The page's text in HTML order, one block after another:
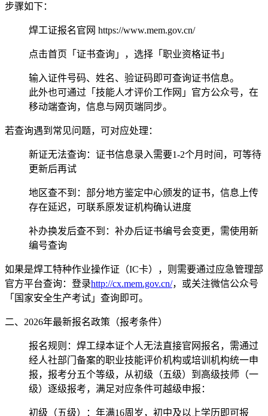
步骤如下：
焊工证报名官网 https://www.mem.gov.cn/
点击首页「证书查询」，选择「职业资格证书」
输入证件号码、姓名、验证码即可查询证书信息。
此外也可通过「技能人才评价工作网」官方公众号，在
移动端查询，信息与网页端同步。
若查询遇到常见问题，可对应处理：
新证无法查询：证书信息录入需要1-2个月时间，可等待
更新后再试
地区查不到：部分地方鉴定中心颁发的证书，信息上传
存在延迟，可联系原发证机构确认进度
补办换发后查不到：补办后证书编号会变更，需使用新
编号查询
如果是焊工特种作业操作证（IC卡），则需要通过应急管理部
官方平台查询：登录http://cx.mem.gov.cn/，或关注微信公众号
「国家安全生产考试」查询即可。
二、2026年最新报名政策（报考条件）
‌报名规则‌：焊工绿本证个人无法直接官网报名，需通过
经人社部门备案的职业技能评价机构或培训机构统一申
报，报考分五个等级，从初级（五级）到高级技师（一
级）逐级报考，满足对应条件可越级申报：
初级（五级）：年满16周岁，初中及以上学历即可报